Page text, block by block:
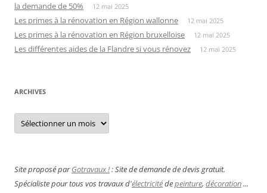
la demande de 50%
12 mai 2025
Les primes à la rénovation en Région wallonne 12 mai 2025
Les primes à la rénovation en Région bruxelloise 12 mai 2025
Les différentes aides de la Flandre si vous rénovez 12 mai 2025
ARCHIVES
Archives
Site proposé parGotravaux !: Site de demande de devis gratuit.
Spécialiste pour tous vos travaux d'électricitédepeinture, décoration...